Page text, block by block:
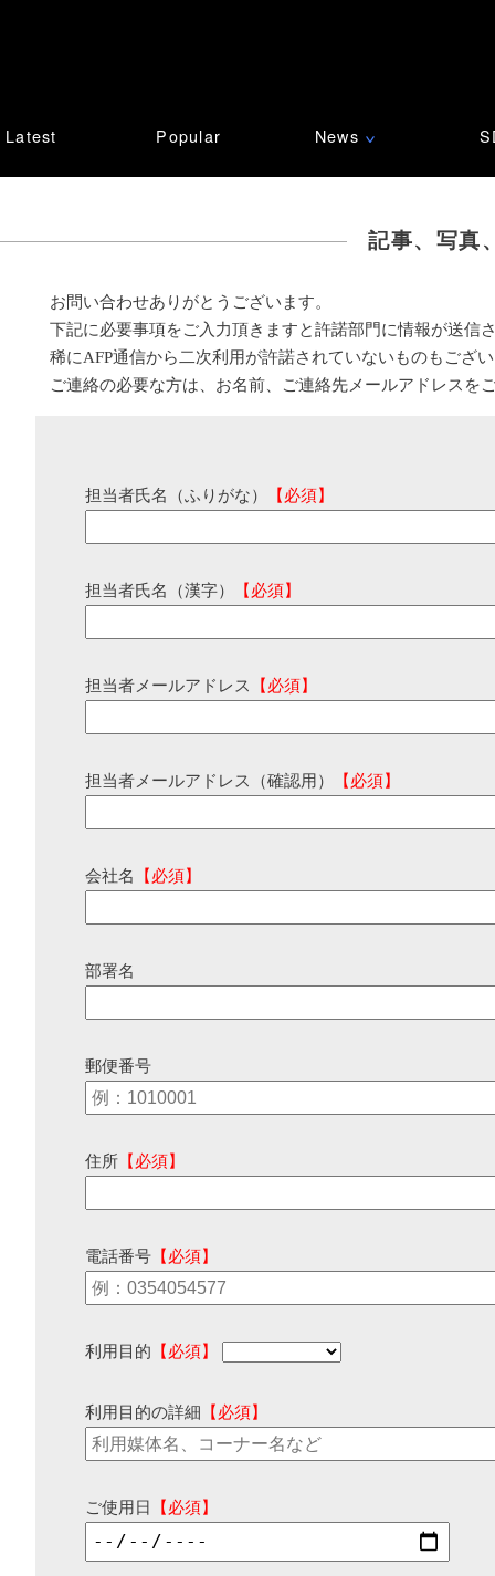
Latest Popular News ∨
記事、写真
お問い合わせありがとうございます。
下記に必要事項をご入力頂きますと許諾部門に情報が送信
稀にAFP通信から二次利用が許諾されていないものもござ
ご連絡の必要な方は、お名前、ご連絡先メールアドレスを
担当者氏名（ふりがな） 【必須】
担当者氏名（漢字） 【必須】
担当者メールアドレス 【必須】
担当者メールアドレス（確認用） 【必須】
会社名 【必須】
部署名
郵便番号
住所 【必須】
電話番号 【必須】
利用目的 【必須】
利用目的の詳細 【必須】
ご使用日 【必須】